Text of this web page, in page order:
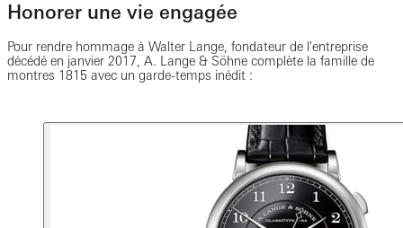
Honorer une vie engagée
Pour rendre hommage à Walter Lange, fondateur de l'entreprise
décédé en janvier 2017, A. Lange & Söhne complète la famille de
montres 1815 avec un garde-temps inédit :